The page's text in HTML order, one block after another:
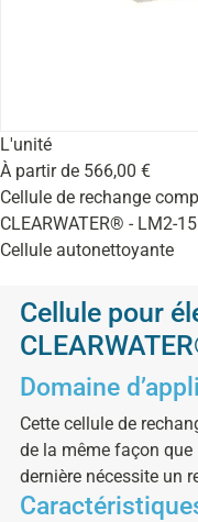
L'unité
À partir de 566,00 €
Cellule de rechange
CLEARWATER® - LM2-15
Cellule autonettoyante
Cellule pour
Domaine
Cette cellule de
de la même façon que
dernière nécessite un